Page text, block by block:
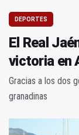
DEPORTES
El Real
victoria en
Gracias a los dos
granadinas